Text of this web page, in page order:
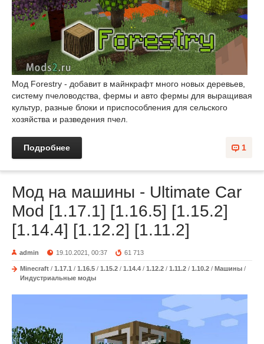
Мод Forestry - добавит в майнкрафт много новых деревьев,
систему пчеловодства, фермы и авто фермы для выращивая
культур, разные блоки и приспособления для сельского
хозяйства и разведения пчел.
1
Подробнее
Мод на машины - Ultimate Car
Mod [1.17.1] [1.16.5] [1.15.2]
[1.14.4] [1.12.2] [1.11.2]
admin 19.10.2021, 00:37 61 713
Minecraft / 1.17.1 / 1.16.5 / 1.15.2 / 1.14.4 / 1.12.2 / 1.11.2 / 1.10.2 / Машины /
Индустриальные моды